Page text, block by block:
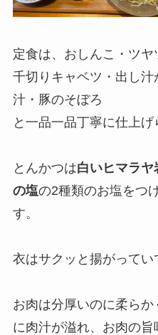
定食は、おしんこ・ツ
千切りキャベツ・出し
汁・豚のそぼろ
と一品一品丁寧に仕上げ
とんかつは白いヒマラヤ
の塩の2種類のお塩をつ
す。
衣はサクッと揚がってい
お肉は分厚いのに柔ら
に肉汁が溢れ、お肉の旨